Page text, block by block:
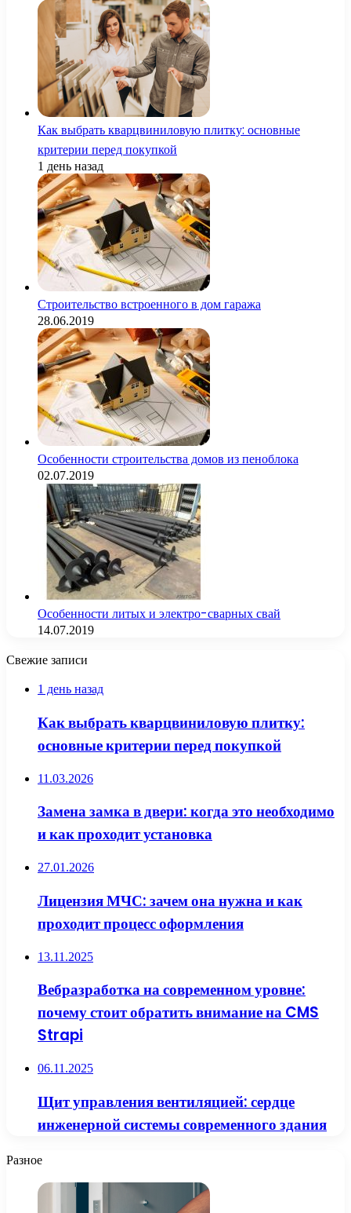
Как выбрать кварцвиниловую плитку: основные
критерии перед покупкой
1 день назад
Строительство встроенного в дом гаража
28.06.2019
Особенности строительства домов из пеноблока
02.07.2019
Особенности литых и электро-сварных свай
14.07.2019
Свежие записи
1 день назад
Как выбрать кварцвиниловую плитку:
основные критерии перед покупкой
11.03.2026
Замена замка в двери: когда это необходимо
и как проходит установка
27.01.2026
Лицензия МЧС: зачем она нужна и как
проходит процесс оформления
13.11.2025
Вебразработка на современном уровне:
почему стоит обратить внимание на CMS
Strapi
06.11.2025
Щит управления вентиляцией: сердце
инженерной системы современного здания
Разное